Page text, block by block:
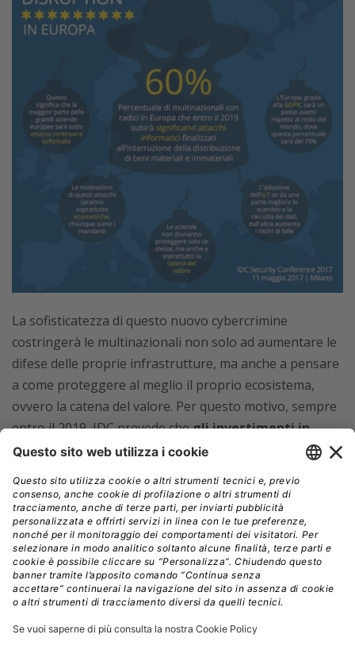
La sofisticatezza di questo nuovo cybercrimine
costringerà le multinazionali non solo ad aumentare le
difese delle proprie infrastrutture, ma anche a pensare
a come proteggere al meglio il proprio ecosistema,
ovvero la catena del valore. Per questo motivo, sempre
entro il 2019, IDC prevede chegli investimenti in
cybersecurity rivolti alla supply chain saliranno al
Proteggere la catena del valore non sarà affatto un
compito facile. Da una parte perché il processo
coinvolge una moltitudine di partner commerciali e
industriali con una miriade di sistemi IT e processi di
business. Dall’altra perché l’adozione crescente di
e la raccolta dei dati,aumenta anche il rischio di falle